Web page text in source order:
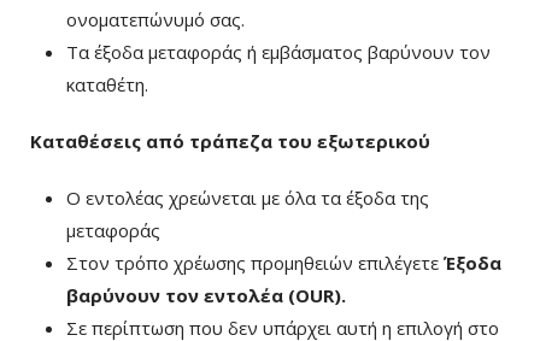
ονοματεπώνυμό σας.
Τα έξοδα μεταφοράς ή εμβάσματος βαρύνουν τον
καταθέτη.
Καταθέσεις από τράπεζα του εξωτερικού
Ο εντολέας χρεώνεται με όλα τα έξοδα της
μεταφοράς
Στον τρόπο χρέωσης προμηθειών επιλέγετε Έξοδα
βαρύνουν τον εντολέα (ΟUR).
Σε περίπτωση που δεν υπάρχει αυτή η επιλογή στο